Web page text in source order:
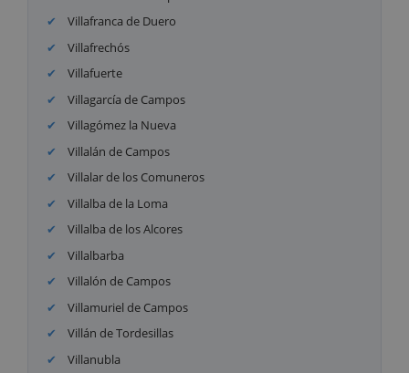
Villafranca de Duero
Villafrechós
Villafuerte
Villagarcía de Campos
Villagómez la Nueva
Villalán de Campos
Villalar de los Comuneros
Villalba de la Loma
Villalba de los Alcores
Villalbarba
Villalón de Campos
Villamuriel de Campos
Villán de Tordesillas
Villanubla